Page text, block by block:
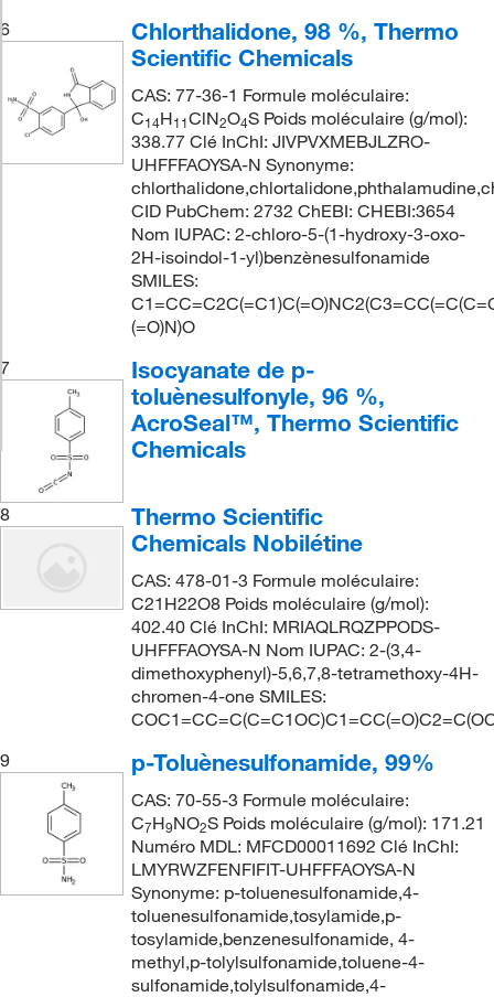
6
Chlorthalidone, 98 %, Thermo
Scientific Chemicals
CAS: 77-36-1 Formule moléculaire:
C14H11ClN2O4S Poids moléculaire (g/mol):
338.77 Clé InChI: JIVPVXMEBJLZRO-
UHFFFAOYSA-N Synonyme:
CID PubChem: 2732 ChEBI: CHEBI:3654
Nom IUPAC: 2-chloro-5-(1-hydroxy-3-oxo-
2H-isoindol-1-yl)benzènesulfonamide
SMILES:
(=O)N)O
7
Isocyanate de p-
toluènesulfonyle, 96 %,
AcroSeal™, Thermo Scientific
Chemicals
8
Thermo Scientific
Chemicals Nobilétine
CAS: 478-01-3 Formule moléculaire:
C21H22O8 Poids moléculaire (g/mol):
402.40 Clé InChI: MRIAQLRQZPPODS-
UHFFFAOYSA-N Nom IUPAC: 2-(3,4-
dimethoxyphenyl)-5,6,7,8-tetramethoxy-4H-
chromen-4-one SMILES:
9
p-Toluènesulfonamide, 99%
CAS: 70-55-3 Formule moléculaire:
C7H9NO2S Poids moléculaire (g/mol): 171.21
Numéro MDL: MFCD00011692 Clé InChI:
LMYRWZFENFIFIT-UHFFFAOYSA-N
Synonyme: p-toluenesulfonamide,4-
toluenesulfonamide,tosylamide,p-
tosylamide,benzenesulfonamide, 4-
methyl,p-tolylsulfonamide,toluene-4-
sulfonamide,tolylsulfonamide,4-